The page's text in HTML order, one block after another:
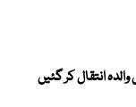
انتقال کر گئیں